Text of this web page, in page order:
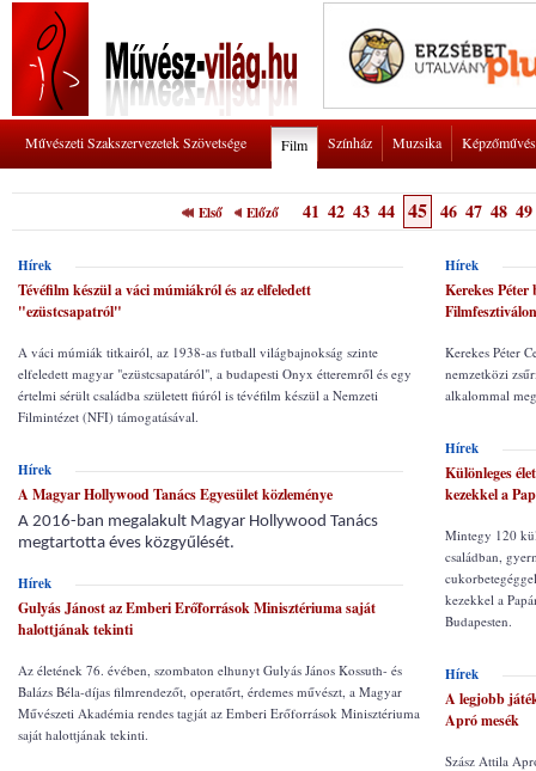
Művészeti Szakszervezetek Szövetsége Film Színház Muzsika
Első Előző 41 42 43 44 45 46 47 48 49
Hírek
Tévéfilm készül a váci múmiákról és az elfeledett
"ezüstcsapatról"
A váci múmiák titkairól, az 1938-as futball világbajnokság szinte
elfeledett magyar "ezüstcsapatáról", a budapesti Onyx étteremről és egy
értelmi sérült családba született fiúról is tévéfilm készül a Nemzeti
Filmintézet (NFI) támogatásával.
Hírek
A Magyar Hollywood Tanács Egyesület közleménye
A 2016-ban megalakult Magyar Hollywood Tanács
megtartotta éves közgyűlését.
Hírek
Gulyás Jánost az Emberi Erőforrások Minisztériuma saját
halottjának tekinti
Az életének 76. évében, szombaton elhunyt Gulyás János Kossuth- és
Balázs Béla-díjas filmrendezőt, operatőrt, érdemes művészt, a Magyar
Művészeti Akadémia rendes tagját az Emberi Erőforrások Minisztériuma
saját halottjának tekinti.
Hírek
Kerekes
Filmfesztiválon
Kerekes Péter
nemzetközi
alkalommal
Hírek
Különleges
kezekkel a
Mintegy 120
családban,
kezekkel a
Budapesten.
Hírek
A legjobb
Apró mesék
Szász Attila